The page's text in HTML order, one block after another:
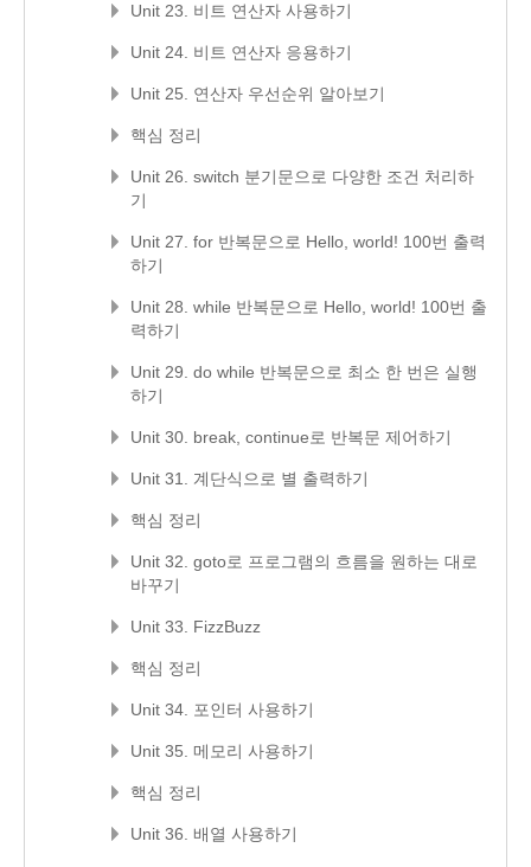
Unit 23. 비트 연산자 사용하기
Unit 24. 비트 연산자 응용하기
Unit 25. 연산자 우선순위 알아보기
핵심 정리
Unit 26. switch 분기문으로 다양한 조건 처리하
기
Unit 27. for 반복문으로 Hello, world! 100번 출력
하기
Unit 28. while 반복문으로 Hello, world! 100번 출
력하기
Unit 29. do while 반복문으로 최소 한 번은 실행
하기
Unit 30. break, continue로 반복문 제어하기
Unit 31. 계단식으로 별 출력하기
핵심 정리
Unit 32. goto로 프로그램의 흐름을 원하는 대로
바꾸기
Unit 33. FizzBuzz
핵심 정리
Unit 34. 포인터 사용하기
Unit 35. 메모리 사용하기
핵심 정리
Unit 36. 배열 사용하기